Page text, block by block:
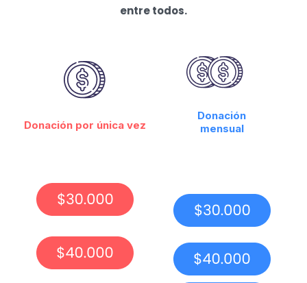
entre todos.
Donación por única vez
Donación
mensual